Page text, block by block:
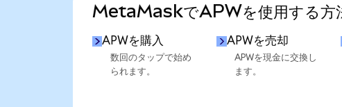
MetaMaskでAPWを使用する方
APWを購入
数回のタップで始め
られます。
APWを売却
APWを現金に交換し
ます。